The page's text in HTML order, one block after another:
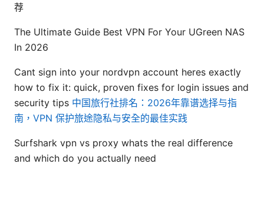
荐
The Ultimate Guide Best VPN For Your UGreen NAS
In 2026
Cant sign into your nordvpn account heres exactly
how to fix it: quick, proven fixes for login issues and
security tips 中国旅行社排名：2026年靠谱选择与指
南，VPN 保护旅途隐私与安全的最佳实践
Surfshark vpn vs proxy whats the real difference
and which do you actually need